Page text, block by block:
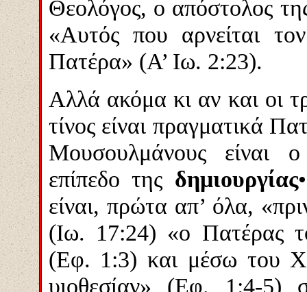
Θεολόγος, ο απόστολος
«Αυτός που αρνείται
Πατέρα» (Α’ Ιω. 2:23).
Αλλά ακόμα κι αν και οι
τίνος είναι πραγματικά
Μουσουλμάνους είναι
επίπεδο της δημιουργίας
είναι, πρώτα απ’ όλα,
(Ιω. 17:24) «ο Πατέρας
(Εφ. 1:3) και μέσω του
υιοθεσίαν» (Εφ. 1:4-5)